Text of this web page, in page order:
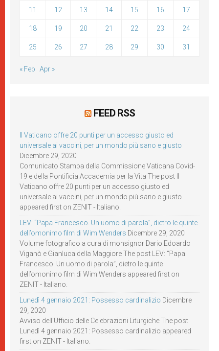
11 12 13 14 15 16 17
18 19 20 21 22 23 24
25 26 27 28 29 30 31
« Feb Apr »
FEED RSS
Il Vaticano offre 20 punti per un accesso giusto ed
universale ai vaccini, per un mondo più sano e giusto
Dicembre 29, 2020
Comunicato Stampa della Commissione Vaticana Covid-
19 e della Pontificia Accademia per la Vita The post Il
Vaticano offre 20 punti per un accesso giusto ed
universale ai vaccini, per un mondo più sano e giusto
appeared first on ZENIT - Italiano.
LEV: “Papa Francesco. Un uomo di parola”, dietro le quinte
dell’omonimo film di Wim Wenders Dicembre 29, 2020
Volume fotografico a cura di monsignor Dario Edoardo
Viganò e Gianluca della Maggiore The post LEV: “Papa
Francesco. Un uomo di parola”, dietro le quinte
dell’omonimo film di Wim Wenders appeared first on
ZENIT - Italiano.
Lunedì 4 gennaio 2021: Possesso cardinalizio Dicembre
29, 2020
Avviso dell’Ufficio delle Celebrazioni Liturgiche The post
Lunedì 4 gennaio 2021: Possesso cardinalizio appeared
first on ZENIT - Italiano.